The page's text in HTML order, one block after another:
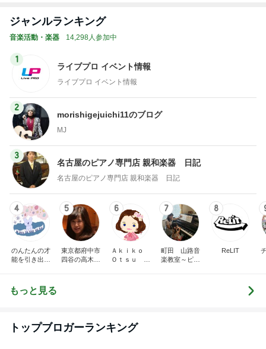
ジャンルランキング
音楽活動・楽器 14,298人参加中
1
ライブプロ イベント情報
ライブプロ イベント情報
2
morishigejuichi11のブログ
MJ
3
名古屋のピアノ専門店 親和楽器 日記
名古屋のピアノ専門店 親和楽器 日記
4
のんたんの才
能を引き出す
ハウ発信＆ア
レンジ楽譜販
5
東京都府中市
四谷の高木久
6
Ａｋｉｋｏ
Ｏｔｓｕ ピ
7
町田 山路音
楽教室～ピア
8
ReLIT
もっと見る
トップブロガーランキング